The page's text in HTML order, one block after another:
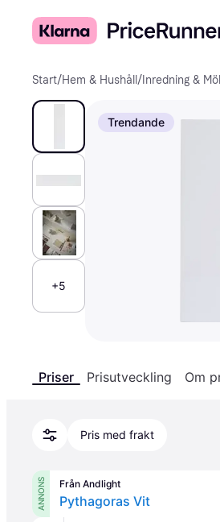
Start/Hem & Hushåll / Inredning &
Trendande
+5
Priser Prisutveckling Om
Pris med frakt
ANNONS Från Andlight
Pythagoras Vit